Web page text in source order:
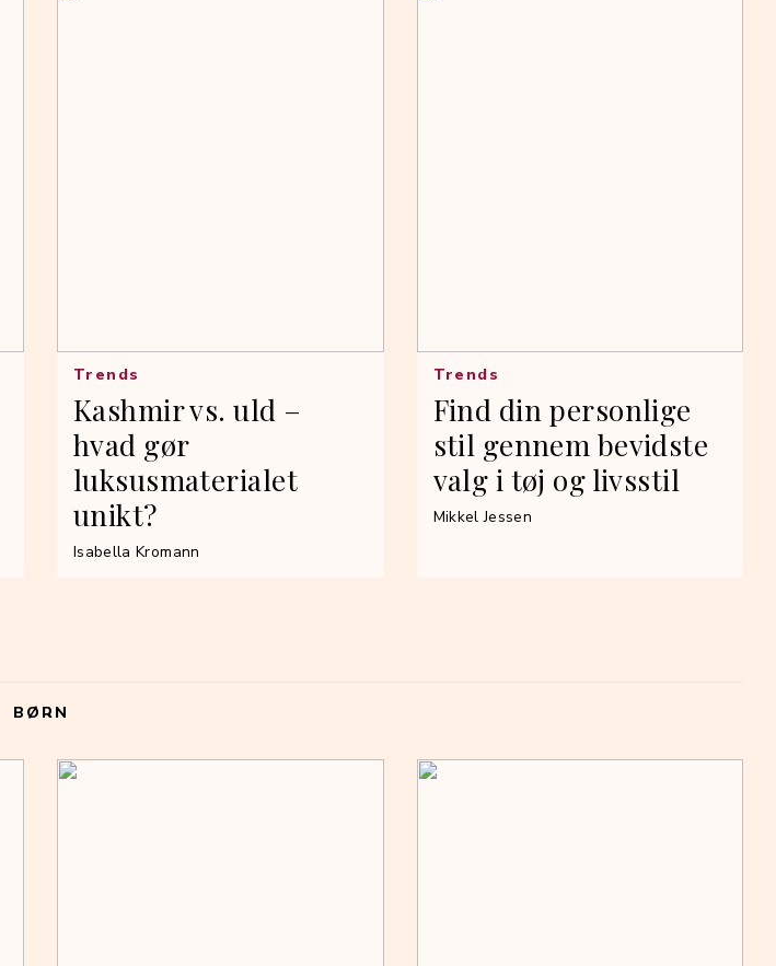
Kashmir vs. uld –
hvad gør
luksusmaterialet
unikt?
Trends
Isabella Kromann
Find din personlige
stil gennem bevidste
valg i tøj og livsstil
Trends
Mikkel Jessen
BØRN